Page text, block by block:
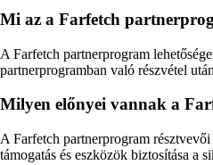
Mi az a Farfetch
A Farfetch partnerprogram
partnerprogramban való részvétel
Milyen előnyei vannak a
A Farfetch partnerprogram
támogatás és eszközök biztosítása a